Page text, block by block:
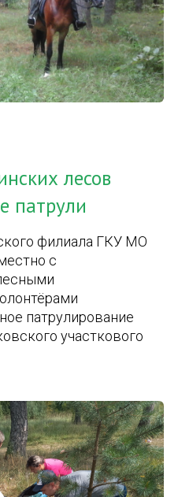
лесов
патрули
филиала ГКУ МО
с
патрулирование
участкового